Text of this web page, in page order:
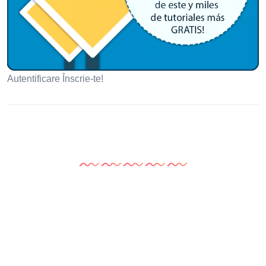
Autentificare Înscrie-te!